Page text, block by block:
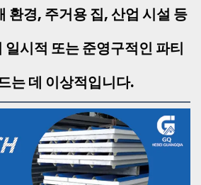
환경, 주거용 집, 산업 시설 등
시적 또는 준영구적인 파티
는 데 이상적입니다.